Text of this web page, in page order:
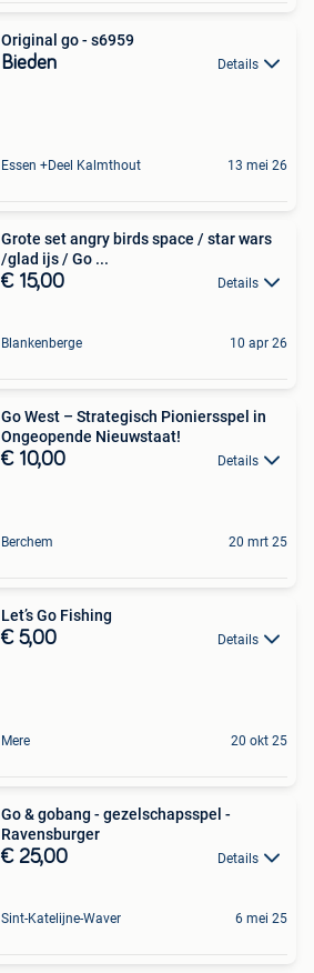
Original go - s6959
Bieden Details
Essen +Deel Kalmthout 13 mei 26
Grote set angry birds space / star wars
/glad ijs / Go ...
€ 15,00 Details
Blankenberge 10 apr 26
Go West – Strategisch Pioniersspel in
Ongeopende Nieuwstaat!
€ 10,00 Details
Berchem 20 mrt 25
Let’s Go Fishing
€ 5,00 Details
Mere 20 okt 25
Go & gobang - gezelschapsspel -
Ravensburger
€ 25,00 Details
Sint-Katelijne-Waver 6 mei 25